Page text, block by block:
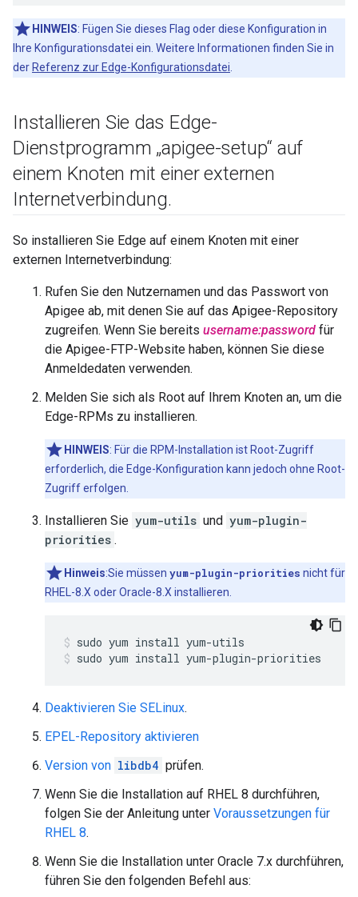
HINWEIS: Fügen Sie dieses Flag oder diese Konfiguration in
Ihre Konfigurationsdatei ein. Weitere Informationen finden Sie in
der Referenz zur Edge-Konfigurationsdatei
Installieren Sie das Edge-
Dienstprogramm „apigee-setup“ auf
einem Knoten mit einer externen
Internetverbindung.
So installieren Sie Edge auf einem Knoten mit einer
externen Internetverbindung:
Rufen Sie den Nutzernamen und das Passwort von
Apigee ab, mit denen Sie auf das Apigee-Repository
zugreifen. Wenn Sie bereits username:password für
die Apigee-FTP-Website haben, können Sie diese
Anmeldedaten verwenden.
Melden Sie sich als Root auf Ihrem Knoten an, um die
Edge-RPMs zu installieren.
HINWEIS: Für die RPM-Installation ist Root-Zugriff
erforderlich, die Edge-Konfiguration kann jedoch ohne Root-
Zugriff erfolgen.
Installieren Sie yum-utils und yum-plugin-
priorities .
Hinweis:Sie müssen yum-plugin-priorities nicht für
RHEL-8.X oder Oracle-8.X installieren.
sudo yum install yum-plugin-priorities
Deaktivieren Sie SELinux.
EPEL-Repository aktivieren
Version von libdb4 prüfen.
Wenn Sie die Installation auf RHEL 8 durchführen,
folgen Sie der Anleitung unter Voraussetzungen für
RHEL 8.
Wenn Sie die Installation unter Oracle 7.x durchführen,
führen Sie den folgenden Befehl aus: